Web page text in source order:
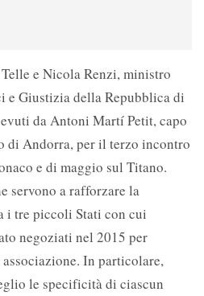
e Nicola Renzi, ministro
Giustizia della Repubblica di
da Antoni Martí Petit, capo
di Andorra, per il terzo incontro
e di maggio sul Titano.
servono a rafforzare la
i tre piccoli Stati con cui
negoziati nel 2015 per
In particolare,
le specificità di ciascun